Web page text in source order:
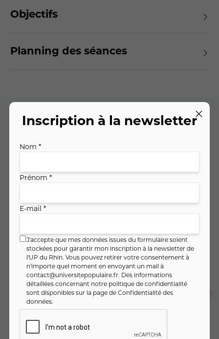
Objectifs
Planning des séances
Code cours : 11MA325
288,00€
soit8,00€ / heure
Dès96,00€/ mois pendant 3 mois
Montant total :288,00 €
Je m'inscris en un seul clic
Inscription à la newsletter
Nom *
Prénom *
E-mail *
J'accepte que mes données issues du formulaire soient
stockées pour garantir mon inscription à la newsletter de
l'UP du Rhin. Vous pouvez retirer votre consentement à
n'importe quel moment en envoyant un mail à
contact@universitepopulaire.fr. Des informations
détaillées concernant notre politique de confidentialité
sont disponibles sur la page deConfidentialité des
données.